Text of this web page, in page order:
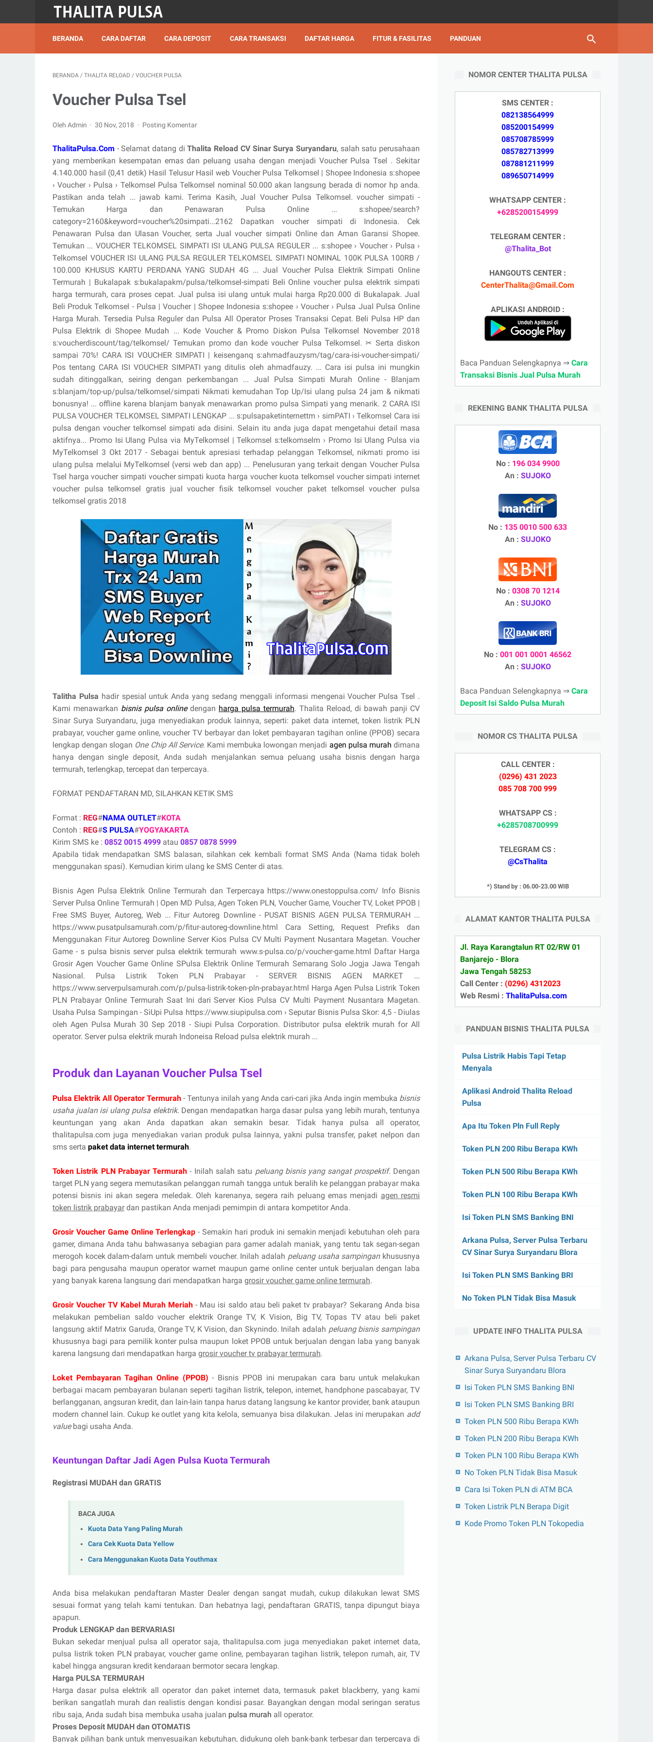
BERANDA CARA DAFTAR CARA DEPOSIT CARA TRANSAKSI DAFTAR HARGA FITUR & FASILITAS PANDUAN
BERANDA / THALITA RELOAD / VOUCHER PULSA
Voucher Pulsa Tsel
Oleh Admin 30 Nov, 2018 Posting Komentar
ThalitaPulsa.Com - Selamat datang diThalita Reload CV Sinar Surya Suryandaru, salah satu perusahaan
yang memberikan kesempatan emas dan peluang usaha dengan menjadi Voucher Pulsa Tsel . Sekitar
4.140.000 hasil (0,41 detik) Hasil Telusur Hasil web Voucher Pulsa Telkomsel | Shopee Indonesia s:shopee
› Voucher › Pulsa › Telkomsel Pulsa Telkomsel nominal 50.000 akan langsung berada di nomor hp anda.
Pastikan anda telah ... jawab kami. Terima Kasih, Jual Voucher Pulsa Telkomsel. voucher simpati -
Temukan Harga dan Penawaran Pulsa Online ... s:shopee/search?
category=2160&keyword=voucher%20simpati...2162 Dapatkan voucher simpati di Indonesia. Cek
Penawaran Pulsa dan Ulasan Voucher, serta Jual voucher simpati Online dan Aman Garansi Shopee.
Temukan ... VOUCHER TELKOMSEL SIMPATI ISI ULANG PULSA REGULER ... s:shopee › Voucher › Pulsa ›
Telkomsel VOUCHER ISI ULANG PULSA REGULER TELKOMSEL SIMPATI NOMINAL 100K PULSA 100RB /
100.000 KHUSUS KARTU PERDANA YANG SUDAH 4G ... Jual Voucher Pulsa Elektrik Simpati Online
Termurah | Bukalapak s:bukalapakm/pulsa/telkomsel-simpati Beli Online voucher pulsa elektrik simpati
harga termurah, cara proses cepat. Jual pulsa isi ulang untuk mulai harga Rp20.000 di Bukalapak. Jual
Beli Produk Telkomsel - Pulsa | Voucher | Shopee Indonesia s:shopee › Voucher › Pulsa Jual Pulsa Online
Harga Murah. Tersedia Pulsa Reguler dan Pulsa All Operator Proses Transaksi Cepat. Beli Pulsa HP dan
Pulsa Elektrik di Shopee Mudah ... Kode Voucher & Promo Diskon Pulsa Telkomsel November 2018
s:voucherdiscount/tag/telkomsel/ Temukan promo dan kode voucher Pulsa Telkomsel. ✂ Serta diskon
sampai 70%! CARA ISI VOUCHER SIMPATI | keisenganq s:ahmadfauzysm/tag/cara-isi-voucher-simpati/
Pos tentang CARA ISI VOUCHER SIMPATI yang ditulis oleh ahmadfauzy. ... Cara isi pulsa ini mungkin
sudah ditinggalkan, seiring dengan perkembangan ... Jual Pulsa Simpati Murah Online - Blanjam
s:blanjam/top-up/pulsa/telkomsel/simpati Nikmati kemudahan Top Up/Isi ulang pulsa 24 jam & nikmati
bonusnya! ... offline karena blanjam banyak menawarkan promo pulsa Simpati yang menarik. 2 CARA ISI
PULSA VOUCHER TELKOMSEL SIMPATI LENGKAP ... s:pulsapaketinternettm › simPATI › Telkomsel Cara isi
pulsa dengan voucher telkomsel simpati ada disini. Selain itu anda juga dapat mengetahui detail masa
aktifnya... Promo Isi Ulang Pulsa via MyTelkomsel | Telkomsel s:telkomselm › Promo Isi Ulang Pulsa via
MyTelkomsel 3 Okt 2017 - Sebagai bentuk apresiasi terhadap pelanggan Telkomsel, nikmati promo isi
ulang pulsa melalui MyTelkomsel (versi web dan app) ... Penelusuran yang terkait dengan Voucher Pulsa
Tsel harga voucher simpati voucher simpati kuota harga voucher kuota telkomsel voucher simpati internet
voucher pulsa telkomsel gratis jual voucher fisik telkomsel voucher paket telkomsel voucher pulsa
telkomsel gratis 2018
Talitha Pulsa hadir spesial untuk Anda yang sedang menggali informasi mengenai Voucher Pulsa Tsel .
Kami menawarkan bisnis pulsa onlinedengan harga pulsa termurah. Thalita Reload, di bawah panji CV
Sinar Surya Suryandaru, juga menyediakan produk lainnya, seperti: paket data internet, token listrik PLN
prabayar, voucher game online, voucher TV berbayar dan loket pembayaran tagihan online (PPOB) secara
lengkap dengan slogan One Chip All Service. Kami membuka lowongan menjadi agen pulsa murah dimana
hanya dengan single deposit, Anda sudah menjalankan semua peluang usaha bisnis dengan harga
termurah, terlengkap, tercepat dan terpercaya.
FORMAT PENDAFTARAN MD, SILAHKAN KETIK SMS
Format : REG#NAMA OUTLET#KOTA
Contoh : REG#S PULSA#YOGYAKARTA
Kirim SMS ke : 0852 0015 4999 atau 0857 0878 5999
Apabila tidak mendapatkan SMS balasan, silahkan cek kembali format SMS Anda (Nama tidak boleh
menggunakan spasi). Kemudian kirim ulang ke SMS Center di atas.
Bisnis Agen Pulsa Elektrik Online Termurah dan Terpercaya https://www.onestoppulsa.com/ Info Bisnis
Server Pulsa Online Termurah | Open MD Pulsa, Agen Token PLN, Voucher Game, Voucher TV, Loket PPOB |
Free SMS Buyer, Autoreg, Web ... Fitur Autoreg Downline - PUSAT BISNIS AGEN PULSA TERMURAH ...
https://www.pusatpulsamurah.com/p/fitur-autoreg-downline.html Cara Setting, Request Prefiks dan
Menggunakan Fitur Autoreg Downline Server Kios Pulsa CV Multi Payment Nusantara Magetan. Voucher
Game - s pulsa bisnis server pulsa elektrik termurah www.s-pulsa.co/p/voucher-game.html Daftar Harga
Grosir Agen Voucher Game Online SPulsa Elektrik Online Termurah Semarang Solo Jogja Jawa Tengah
Nasional. Pulsa Listrik Token PLN Prabayar - SERVER BISNIS AGEN MARKET ...
https://www.serverpulsamurah.com/p/pulsa-listrik-token-pln-prabayar.html Harga Agen Pulsa Listrik Token
PLN Prabayar Online Termurah Saat Ini dari Server Kios Pulsa CV Multi Payment Nusantara Magetan.
Usaha Pulsa Sampingan - SiUpi Pulsa https://www.siupipulsa.com › Seputar Bisnis Pulsa Skor: 4,5 - ‎Diulas
oleh Agen Pulsa Murah 30 Sep 2018 - Siupi Pulsa Corporation. Distributor pulsa elektrik murah for All
operator. Server pulsa elektrik murah Indoneisa Reload pulsa elektrik murah ...
Produk dan Layanan Voucher Pulsa Tsel
Pulsa Elektrik All Operator Termurah - Tentunya inilah yang Anda cari-cari jika Anda ingin membuka bisnis
usaha jualan isi ulang pulsa elektrik. Dengan mendapatkan harga dasar pulsa yang lebih murah, tentunya
keuntungan yang akan Anda dapatkan akan semakin besar. Tidak hanya pulsa all operator,
thalitapulsa.com juga menyediakan varian produk pulsa lainnya, yakni pulsa transfer, paket nelpon dan
sms serta paket data internet termurah.
Token Listrik PLN Prabayar Termurah - Inilah salah satu peluang bisnis yang sangat prospektif. Dengan
target PLN yang segera memutasikan pelanggan rumah tangga untuk beralih ke pelanggan prabayar maka
potensi bisnis ini akan segera meledak. Oleh karenanya, segera raih peluang emas menjadi agen resmi
token listrik prabayardan pastikan Anda menjadi pemimpin di antara kompetitor Anda.
Grosir Voucher Game Online Terlengkap - Semakin hari produk ini semakin menjadi kebutuhan oleh para
gamer, dimana Anda tahu bahwasanya sebagian para gamer adalah maniak, yang tentu tak segan-segan
merogoh kocek dalam-dalam untuk membeli voucher. Inilah adalah peluang usaha sampingankhususnya
bagi para pengusaha maupun operator warnet maupun game online center untuk berjualan dengan laba
yang banyak karena langsung dari mendapatkan harga grosir voucher game online termurah.
Grosir Voucher TV Kabel Murah Meriah- Mau isi saldo atau beli paket tv prabayar? Sekarang Anda bisa
melakukan pembelian saldo voucher elektrik Orange TV, K Vision, Big TV, Topas TV atau beli paket
langsung aktif Matrix Garuda, Orange TV, K Vision, dan Skynindo. Inilah adalah peluang bisnis sampingan
khususnya bagi para pemilik konter pulsa maupun loket PPOB untuk berjualan dengan laba yang banyak
karena langsung dari mendapatkan harga grosir voucher tv prabayar termurah.
Loket Pembayaran Tagihan Online (PPOB) - Bisnis PPOB ini merupakan cara baru untuk melakukan
berbagai macam pembayaran bulanan seperti tagihan listrik, telepon, internet, handphone pascabayar, TV
berlangganan, angsuran kredit, dan lain-lain tanpa harus datang langsung ke kantor provider, bank ataupun
modern channel lain. Cukup ke outlet yang kita kelola, semuanya bisa dilakukan. Jelas ini merupakan add
valuebagi usaha Anda.
Keuntungan Daftar Jadi Agen Pulsa Kuota Termurah
Registrasi MUDAH dan GRATIS
BACA JUGA
Kuota Data Yang Paling Murah
Cara Cek Kuota Data Yellow
Cara Menggunakan Kuota Data Youthmax
Anda bisa melakukan pendaftaran Master Dealer dengan sangat mudah, cukup dilakukan lewat SMS
sesuai format yang telah kami tentukan. Dan hebatnya lagi, pendaftaran GRATIS, tanpa dipungut biaya
apapun.
Produk LENGKAP dan BERVARIASI
Bukan sekedar menjual pulsa all operator saja, thalitapulsa.com juga menyediakan paket internet data,
pulsa listrik token PLN prabayar, voucher game online, pembayaran tagihan listrik, telepon rumah, air, TV
kabel hingga angsuran kredit kendaraan bermotor secara lengkap.
Harga PULSA TERMURAH
Harga dasar pulsa elektrik all operator dan paket internet data, termasuk paket blackberry, yang kami
berikan sangatlah murah dan realistis dengan kondisi pasar. Bayangkan dengan modal seringan seratus
ribu saja, Anda sudah bisa membuka usaha jualan pulsa murah all operator.
Proses Deposit MUDAH dan OTOMATIS
Banyak pilihan bank untuk menyesuaikan kebutuhan, didukung oleh bank-bank terbesar dan terpercaya di
NOMOR CENTER THALITA PULSA
SMS CENTER :
082138564999
085200154999
085708785999
085782713999
087881211999
089650714999
WHATSAPP CENTER :
+6285200154999
TELEGRAM CENTER :
@Thalita_Bot
HANGOUTS CENTER :
CenterThalita@Gmail.Com
APLIKASI ANDROID :
Baca Panduan Selengkapnya ⇒ Cara
Transaksi Bisnis Jual Pulsa Murah
REKENING BANK THALITA PULSA
No : 196 034 9900
An : SUJOKO
No : 135 0010 500 633
An : SUJOKO
No : 0308 70 1214
An : SUJOKO
No : 001 001 0001 46562
An : SUJOKO
Baca Panduan Selengkapnya ⇒ Cara
Deposit Isi Saldo Pulsa Murah
NOMOR CS THALITA PULSA
CALL CENTER :
(0296) 431 2023
085 708 700 999
WHATSAPP CS :
+6285708700999
TELEGRAM CS :
@CsThalita
*) Stand by : 06.00-23.00 WIB
ALAMAT KANTOR THALITA PULSA
Jl. Raya Karangtalun RT 02/RW 01
Banjarejo - Blora
Jawa Tengah 58253
Call Center : (0296) 4312023
Web Resmi : ThalitaPulsa.com
PANDUAN BISNIS THALITA PULSA
Pulsa Listrik Habis Tapi Tetap
Menyala
Aplikasi Android Thalita Reload
Pulsa
Apa Itu Token Pln Full Reply
Token PLN 200 Ribu Berapa KWh
Token PLN 500 Ribu Berapa KWh
Token PLN 100 Ribu Berapa KWh
Isi Token PLN SMS Banking BNI
Arkana Pulsa, Server Pulsa Terbaru
CV Sinar Surya Suryandaru Blora
Isi Token PLN SMS Banking BRI
No Token PLN Tidak Bisa Masuk
UPDATE INFO THALITA PULSA
Arkana Pulsa, Server Pulsa Terbaru CV
Sinar Surya Suryandaru Blora
Isi Token PLN SMS Banking BNI
Isi Token PLN SMS Banking BRI
Token PLN 500 Ribu Berapa KWh
Token PLN 200 Ribu Berapa KWh
Token PLN 100 Ribu Berapa KWh
No Token PLN Tidak Bisa Masuk
Cara Isi Token PLN di ATM BCA
Token Listrik PLN Berapa Digit
Kode Promo Token PLN Tokopedia